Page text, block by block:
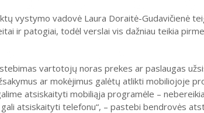
vystymo vadovė Laura Doraitė-Gudavičienė
ir patogiai, todėl verslai vis dažniau teikia
vartotojų noras prekes ar paslaugas
ar mokėjimus galėtų atlikti mobiliojoje
atsiskaityti mobiliąja programėle –
atsiskaityti telefonu“, – pastebi bendrovės